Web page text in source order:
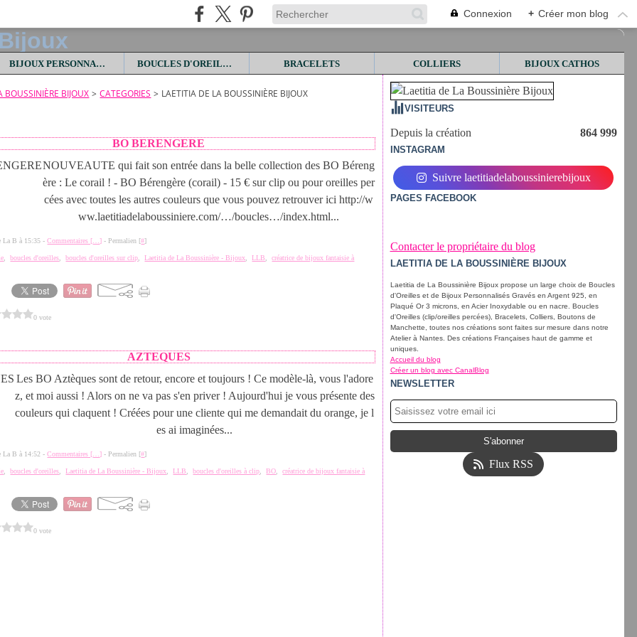
Connexion + Créer mon blog
BIJOUX PERSONNALISES BOUCLES D'OREILLES BRACELETS COLLIERS BIJOUX CATHOS
BOUSSINIÈRE BIJOUX > CATEGORIES > LAETITIA DE LA BOUSSINIÈRE BIJOUX
BO BERENGERE
NOUVEAUTE qui fait son entrée dans la belle collection des BO Béreng
ère : Le corail ! - BO Bérengère (corail) - 15 € sur clip ou pour oreilles per
cées avec toutes les autres couleurs que vous pouvez retrouver ici http://w
ww.laetitiadelaboussiniere.com/…/boucles…/index.html...
La B à 15:35 -Commentaires [ …] - Permalien [#]
,boucles d'oreilles ,boucles d'oreilles sur clip ,Laetitia de La Boussinière - Bijoux ,LLB ,créatrice de bijoux fantaisie à
0 vote
AZTEQUES
Les BO Aztèques sont de retour, encore et toujours ! Ce modèle-là, vous l'adore
z, et moi aussi ! Alors on ne va pas s'en priver ! Aujourd'hui je vous présente des
couleurs qui claquent ! Créées pour une cliente qui me demandait du orange, je l
es ai imaginées...
La B à 14:52 -Commentaires [ …] - Permalien [#]
,boucles d'oreilles ,Laetitia de La Boussinière - Bijoux ,LLB ,boucles d'oreilles à clip ,BO ,créatrice de bijoux fantaisie à
0 vote
VISITEURS
Depuis la création 864 999
INSTAGRAM
Suivre laetitiadelaboussinierebijoux
PAGES FACEBOOK
Contacter le propriétaire du blog
LAETITIA DE LA BOUSSINIÈRE BIJOUX
Laetitia de La Boussinière Bijoux propose un large choix de Boucles
d'Oreilles et de Bijoux Personnalisés Gravés en Argent 925, en
Plaqué Or 3 microns, en Acier Inoxydable ou en nacre. Boucles
d'Oreilles (clip/oreilles percées), Bracelets, Colliers, Boutons de
Manchette, toutes nos créations sont faites sur mesure dans notre
Atelier à Nantes. Des créations Françaises haut de gamme et
uniques.
Accueil du blog
Créer un blog avec CanalBlog
NEWSLETTER
Flux RSS